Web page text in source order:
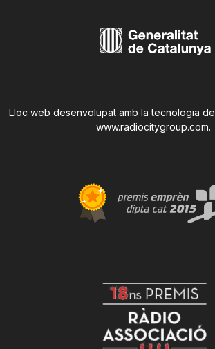
Lloc web desenvolupat amb la tecnologia de
www.radiocitygroup.com.